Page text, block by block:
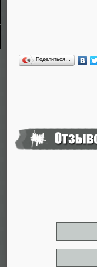
Поделиться…